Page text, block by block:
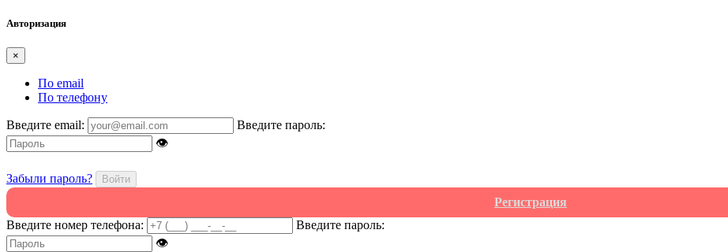
Авторизация
×
По email
По телефону
Введите email:
Введите пароль:
👁
Забыли пароль? Войти
Регистрация
Введите номер телефона:
Введите пароль:
👁